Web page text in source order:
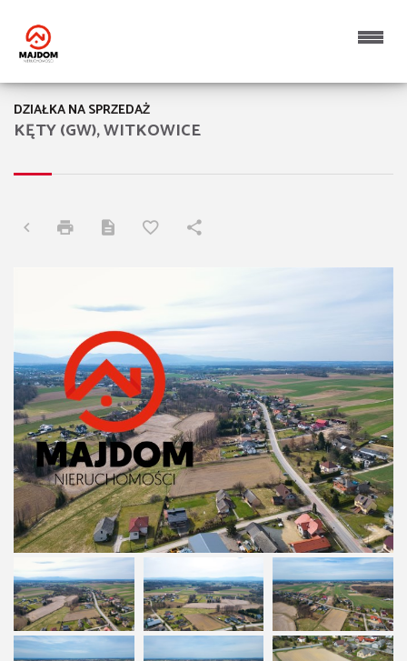
KĘTY (GW), WITKOWICE
DZIAŁKA NA SPRZEDAŻ